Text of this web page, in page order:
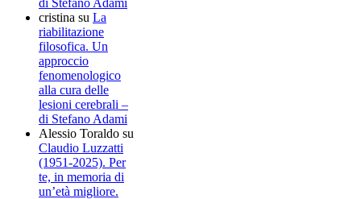
cristina su La
riabilitazione
filosofica. Un
approccio
fenomenologico
alla cura delle
lesioni cerebrali –
di Stefano Adami
Alessio Toraldo su
Claudio Luzzatti
(1951-2025). Per
te, in memoria di
un’età migliore.